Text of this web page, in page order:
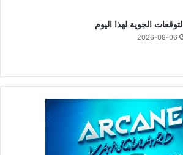
التوقعات الجوية لهذا اليوم
2026-08-06